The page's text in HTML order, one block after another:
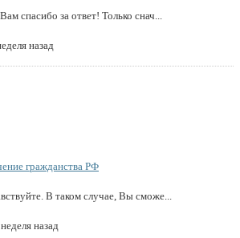
спасибо за ответ! Только снач...
назад
гражданства РФ
В таком случае, Вы сможе...
назад